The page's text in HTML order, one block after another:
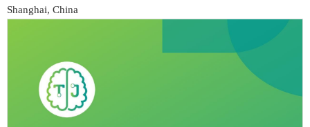
Shanghai, China